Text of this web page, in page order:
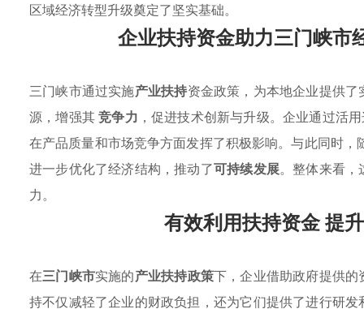
区域经济转型升级奠定了坚实基础。
企业扶持资金助力三门峡市
三门峡市通过实施产业扶持资金政策，为本地企业提供
源，增强其竞争力 ，促进技术创新与升级。企业通过活
在产品质量和市场竞争方面发挥了积极影响。与此同时，
进一步优化了经济结构，推动了可持续发展。整体来看，
力。
有效利用扶持资金 提
在三门峡市实施的产业扶持政策下，企业借助政府提供
持不仅减轻了企业的财政负担，还为它们提供了进行研